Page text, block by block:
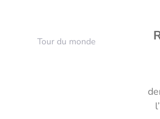
Tour du monde